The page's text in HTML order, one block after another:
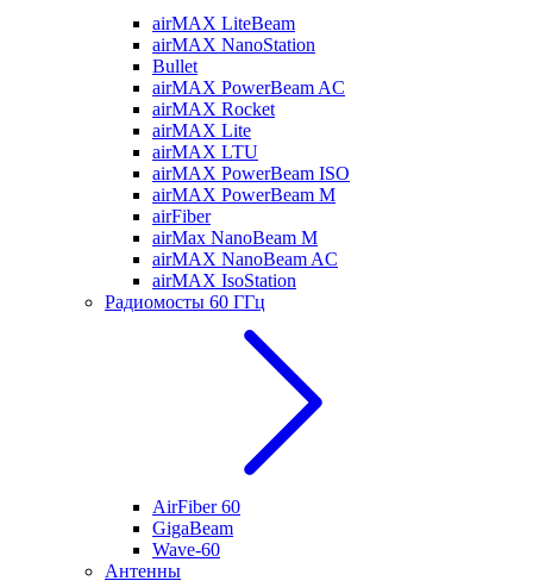
airMAX LiteBeam
airMAX NanoStation
Bullet
airMAX PowerBeam AC
airMAX Rocket
airMAX Lite
airMAX LTU
airMAX PowerBeam ISO
airMAX PowerBeam M
airFiber
airMax NanoBeam M
airMAX NanoBeam AC
airMAX IsoStation
Радиомосты 60 ГГц
AirFiber 60
GigaBeam
Wave-60
Антенны